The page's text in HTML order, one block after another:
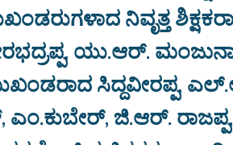
ನಿವೃತ್ತ
ಯು.ಆರ್.
ಸಿದ್ದವೀರಪ್ಪ,
ಜಿ.ಆರ್.